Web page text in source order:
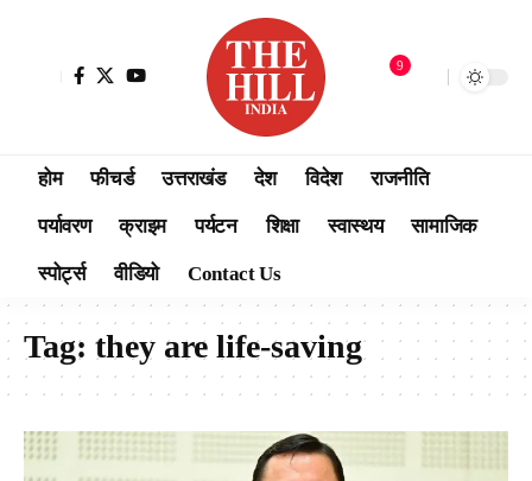
9
होम फीचर्ड उत्तराखंड देश विदेश राजनीति
पर्यावरण क्राइम पर्यटन शिक्षा स्वास्थय सामाजिक
स्पोर्ट्स वीडियो Contact Us
Tag: they are life-saving